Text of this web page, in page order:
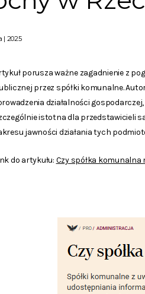
| 2025
porusza ważne zagadnienie z
przez spółki komunalne.
działalności
istotna dla przedstawicieli
jawności działania tych
do artykułu: Czy spółka